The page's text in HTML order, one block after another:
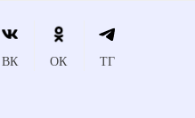
ВК ОК ТГ